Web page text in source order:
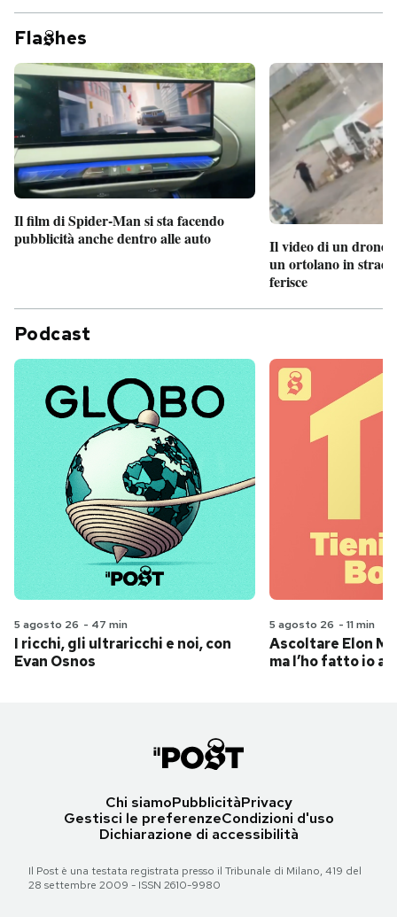
Fla hes
Il film di Spider-Man si sta facendo
pubblicità anche dentro alle auto
Il video di un drone
un ortolano in
ferisce
Podcast
5 agosto 26 - 47 min
I ricchi, gli ultraricchi e noi, con
Evan Osnos
5 agosto 26 - 11 min
Ascoltare Elon
ma l’ho fatto io
Chi siamoPubblicitàPrivacy
Gestisci le preferenzeCondizioni d'uso
Dichiarazione di accessibilità
Il Post è una testata registrata presso il Tribunale di Milano, 419 del
28 settembre 2009 - ISSN 2610-9980